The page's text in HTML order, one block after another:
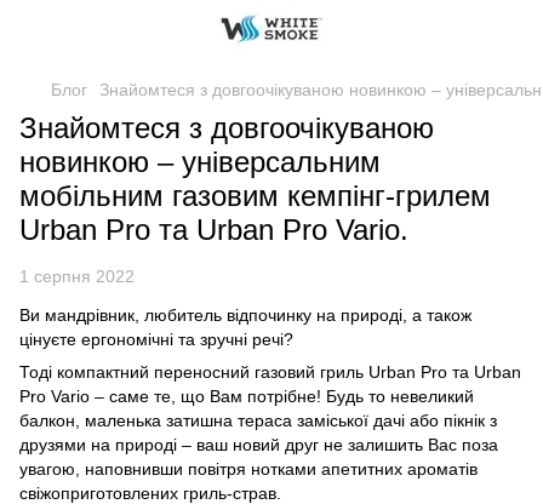
Блог Знайомтеся з довгоочікуваною новинкою –
Знайомтеся з довгоочікуваною
новинкою – універсальним
мобільним газовим кемпінг-грилем
Urban Pro та Urban Pro Vario.
1 серпня 2022
Ви мандрівник, любитель відпочинку на природі, а також
цінуєте ергономічні та зручні речі?
Тоді компактний переносний газовий гриль Urban Pro та Urban
Pro Vario – саме те, що Вам потрібне! Будь то невеликий
балкон, маленька затишна тераса заміської дачі або пікнік з
друзями на природі – ваш новий друг не залишить Вас поза
увагою, наповнивши повітря нотками апетитних ароматів
свіжоприготовлених гриль-страв.